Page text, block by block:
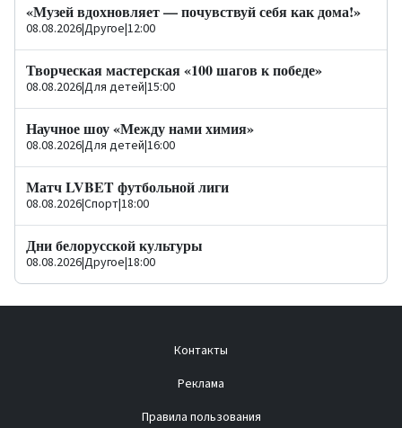
«Музей вдохновляет — почувствуй себя как дома!»
08.08.2026|Другое|12:00
Творческая мастерская «100 шагов к победе»
08.08.2026|Для детей|15:00
Научное шоу «Между нами химия»
08.08.2026|Для детей|16:00
Матч LVBET футбольной лиги
08.08.2026|Спорт|18:00
Дни белорусской культуры
08.08.2026|Другое|18:00
Контакты
Реклама
Правила пользования